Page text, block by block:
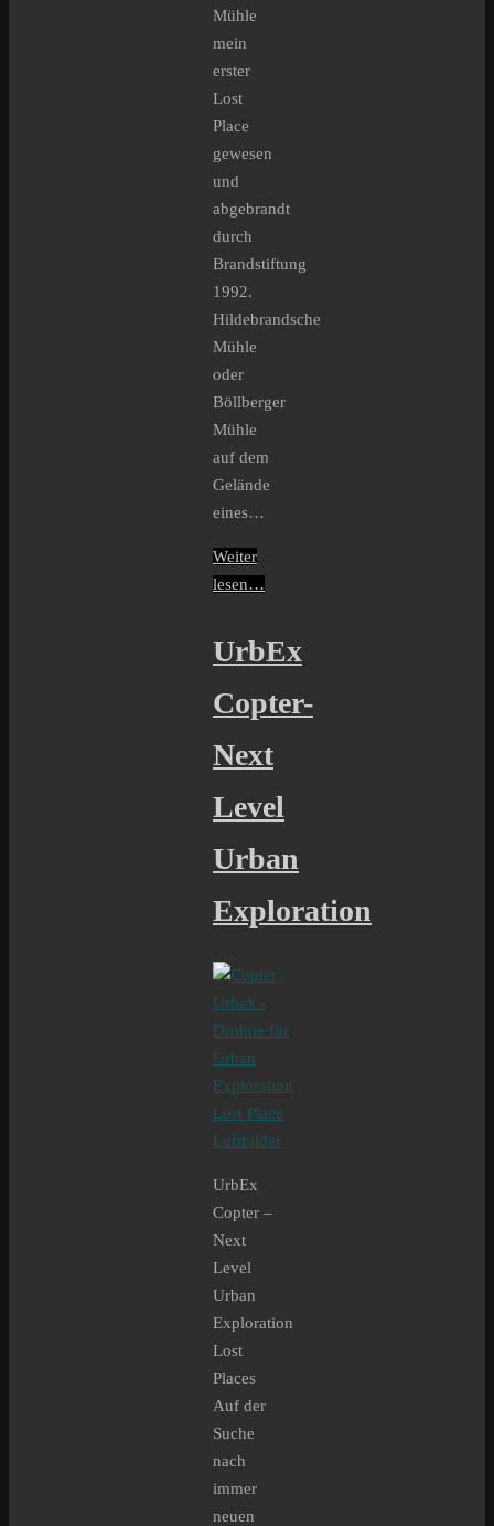
Mühle
mein
erster
Lost
Place
gewesen
und
abgebrandt
durch
Brandstiftung
1992.
Hildebrandsche
Mühle
oder
Böllberger
Mühle
auf dem
Gelände
eines…
Weiter
lesen…
UrbEx
Copter-
Next
Level
Urban
Exploration
UrbEx
Copter –
Next
Level
Urban
Exploration
Lost
Places
Auf der
Suche
nach
immer
neuen